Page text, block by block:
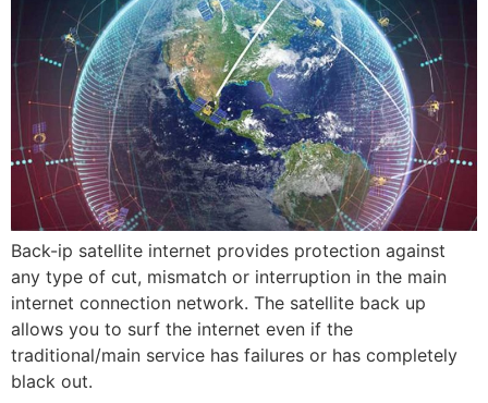
Back-ip satellite internet provides protection against
any type of cut, mismatch or interruption in the main
internet connection network. The satellite back up
allows you to surf the internet even if the
traditional/main service has failures or has completely
black out.